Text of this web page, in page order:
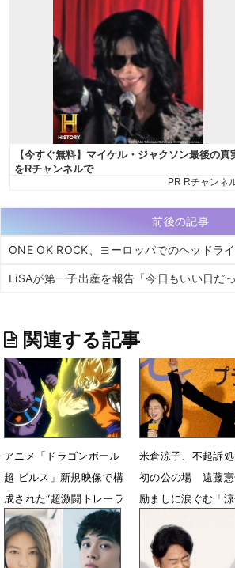
前後の記事
ONE OK ROCK、ヨーロッパでのヘッドラ
LiSAが第一子出産を報告「今日もいい日だっ
関連する記事
アニメ「ドラゴンボール
超 ビルス」新規映像で構
成された“超激闘トレーラ
ー”公開
4月20日 15時00分
米倉涼子、不起訴
初の公の場 遠藤憲
励ましに涙ぐむ「
2月11日 03時30分